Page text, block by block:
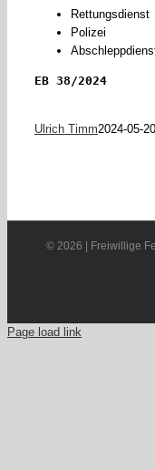
Rettungsdienst
Polizei
EB 38/2024
Ulrich Timm2024-05-
© 2026 | Freiwillige
Page load link